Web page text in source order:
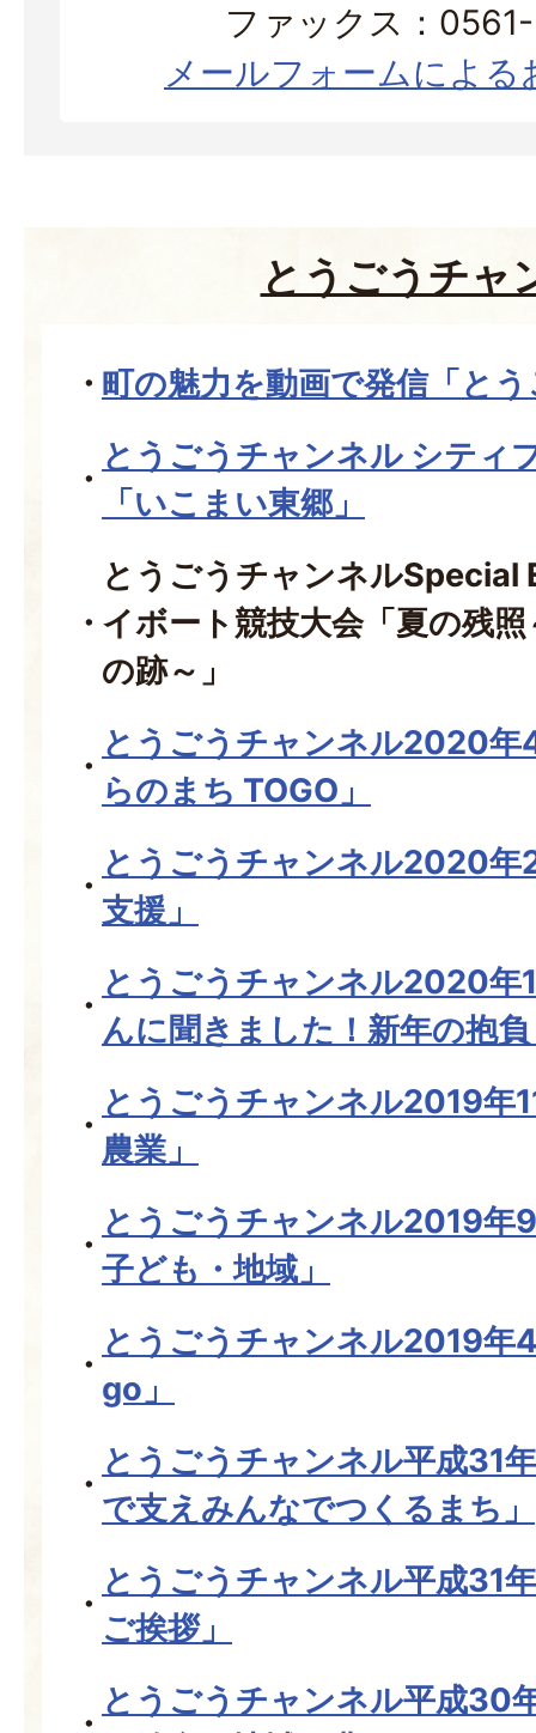
ファックス：
メールフォームによる
とうごうチャ
町の魅力を動画で発信「と
とうごうチャンネル シティ
「いこまい東郷」
とうごうチャンネルSpecial
イボート競技大会「夏の残
の跡～」
とうごうチャンネル2020年
らのまち TOGO」
とうごうチャンネル2020年
支援」
とうごうチャンネル2020年
んに聞きました！新年の抱
とうごうチャンネル2019年
農業」
とうごうチャンネル2019年
子ども・地域」
とうごうチャンネル2019年
go」
とうごうチャンネル平成31
で支えみんなでつくるまち」
とうごうチャンネル平成31
ご挨拶」
とうごうチャンネル平成30